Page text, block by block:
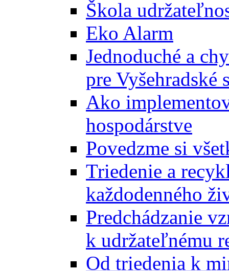
Škola
Eko Alarm
Jednoduché a
pre Vyšehradské
Ako
hospodárstve
Povedzme si
Triedenie a
každodenného
Predchádzanie
k udržateľnému
Od triedenia k